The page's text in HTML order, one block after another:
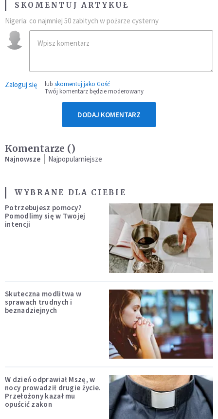
SKOMENTUJ ARTYKUŁ
Nigeria: co najmniej 50 zabitych w pożarze cysterny
Zaloguj się lub skomentuj jako Gość
Twój komentarz będzie moderowany
DODAJ KOMENTARZ
Komentarze ()
Najnowsze Najpopularniejsze
WYBRANE DLA CIEBIE
Potrzebujesz pomocy?
Pomodlimy się w Twojej
intencji
Skuteczna modlitwa w
sprawach trudnych i
beznadziejnych
W dzień odprawiał Mszę, w
nocy prowadził drugie życie.
Przełożony kazał mu
opuścić zakon